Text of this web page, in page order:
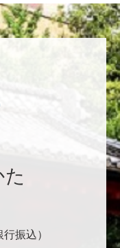
ジェクト>
繋がっている。
でも、子供たち
も
振込）